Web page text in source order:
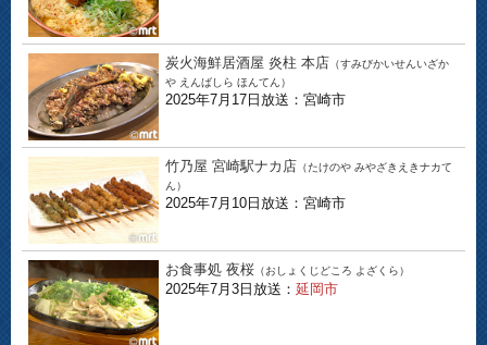
炭火海鮮居酒屋 炎柱 本店 （すみびかいせんいざか
や えんばしら ほんてん）
2025年7月17日放送：宮崎市
竹乃屋 宮崎駅ナカ店 （たけのや みやざきえきナカて
ん）
2025年7月10日放送：宮崎市
お食事処 夜桜 （おしょくじどころ よざくら）
2025年7月3日放送： 延岡市